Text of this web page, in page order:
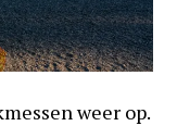
weer op.